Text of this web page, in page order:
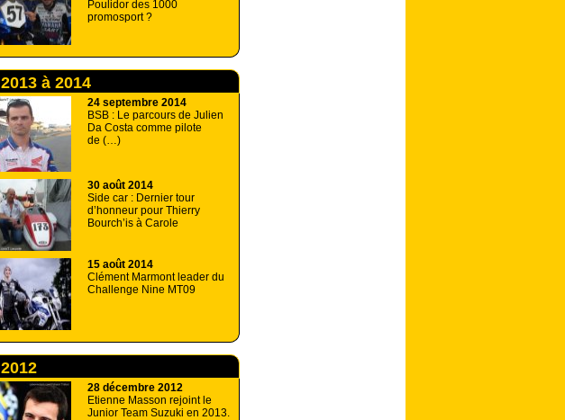
Poulidor des 1000
promosport ?
2013 à 2014
24 septembre 2014
BSB : Le parcours de Julien
Da Costa comme pilote
de (…)
30 août 2014
Side car : Dernier tour
d’honneur pour Thierry
Bourch’is à Carole
15 août 2014
Clément Marmont leader du
Challenge Nine MT09
2012
28 décembre 2012
Etienne Masson rejoint le
Junior Team Suzuki en 2013.